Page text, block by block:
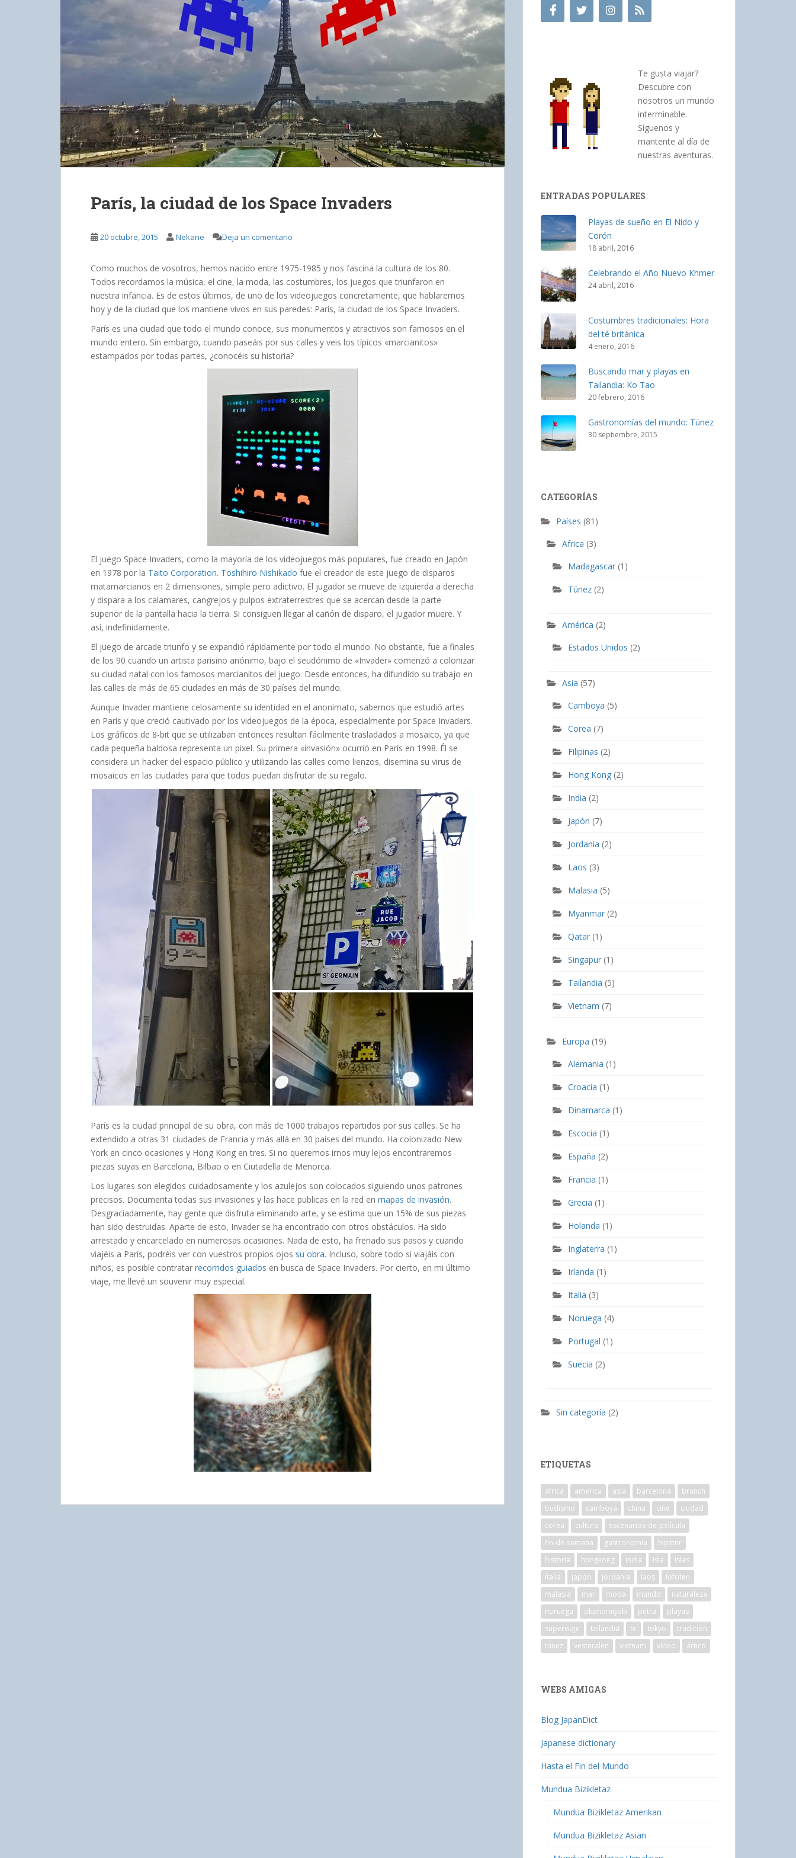
París, la ciudad de los Space Invaders
20 octubre, 2015 Nekane Deja un comentario
Como muchos de vosotros, hemos nacido entre 1975-1985 y nos fascina la cultura de los 80.
Todos recordamos la música, el cine, la moda, las costumbres, los juegos que triunfaron en
nuestra infancia. Es de estos últimos, de uno de los videojuegos concretamente, que hablaremos
hoy y de la ciudad que los mantiene vivos en sus paredes: París, la ciudad de los Space Invaders.
París es una ciudad que todo el mundo conoce, sus monumentos y atractivos son famosos en el
mundo entero. Sin embargo, cuando paseáis por sus calles y veis los típicos «marcianitos»
estampados por todas partes, ¿conocéis su historia?
El juego Space Invaders, como la mayoría de los videojuegos más populares, fue creado en Japón
en 1978 por la Taito Corporation. Toshihiro Nishikado fue el creador de este juego de disparos
matamarcianos en 2 dimensiones, simple pero adictivo. El jugador se mueve de izquierda a derecha
y dispara a los calamares, cangrejos y pulpos extraterrestres que se acercan desde la parte
superior de la pantalla hacia la tierra. Si consiguen llegar al cañón de disparo, el jugador muere. Y
así, indefinidamente.
El juego de arcade triunfo y se expandió rápidamente por todo el mundo. No obstante, fue a finales
de los 90 cuando un artista parisino anónimo, bajo el seudónimo de «Invader» comenzó a colonizar
su ciudad natal con los famosos marcianitos del juego. Desde entonces, ha difundido su trabajo en
las calles de más de 65 ciudades en más de 30 países del mundo.
Aunque Invader mantiene celosamente su identidad en el anonimato, sabemos que estudió artes
en París y que creció cautivado por los videojuegos de la época, especialmente por Space Invaders.
Los gráficos de 8-bit que se utilizaban entonces resultan fácilmente trasladados a mosaico, ya que
cada pequeña baldosa representa un pixel. Su primera «invasión» ocurrió en París en 1998. Él se
considera un hacker del espacio público y utilizando las calles como lienzos, disemina su virus de
mosaicos en las ciudades para que todos puedan disfrutar de su regalo.
París es la ciudad principal de su obra, con más de 1000 trabajos repartidos por sus calles. Se ha
extendido a otras 31 ciudades de Francia y más allá en 30 países del mundo. Ha colonizado New
York en cinco ocasiones y Hong Kong en tres. Si no queremos irnos muy lejos encontraremos
piezas suyas en Barcelona, Bilbao o en Ciutadella de Menorca.
Los lugares son elegidos cuidadosamente y los azulejos son colocados siguiendo unos patrones
precisos. Documenta todas sus invasiones y las hace publicas en la red en mapas de invasión.
Desgraciadamente, hay gente que disfruta eliminando arte, y se estima que un 15% de sus piezas
han sido destruidas. Aparte de esto, Invader se ha encontrado con otros obstáculos. Ha sido
arrestado y encarcelado en numerosas ocasiones. Nada de esto, ha frenado sus pasos y cuando
viajéis a París, podréis ver con vuestros propios ojos su obra. Incluso, sobre todo si viajáis con
niños, es posible contratar recorridos guiados en busca de Space Invaders. Por cierto, en mi último
viaje, me llevé un souvenir muy especial.
Te gusta viajar?
Descubre con
nosotros un mundo
interminable.
Síguenos y
mantente al día de
nuestras aventuras.
ENTRADAS POPULARES
Playas de sueño en El Nido y
Corón
18 abril, 2016
Celebrando el Año Nuevo Khmer
24 abril, 2016
Costumbres tradicionales: Hora
del té británica
4 enero, 2016
Buscando mar y playas en
Tailandia: Ko Tao
20 febrero, 2016
Gastronomías del mundo: Túnez
30 septiembre, 2015
CATEGORÍAS
Países (81)
Africa (3)
Madagascar (1)
Túnez (2)
América (2)
Estados Unidos (2)
Asia (57)
Camboya (5)
Corea (7)
Filipinas (2)
Hong Kong (2)
India (2)
Japón (7)
Jordania (2)
Laos (3)
Malasia (5)
Myanmar (2)
Qatar (1)
Singapur (1)
Tailandia (5)
Vietnam (7)
Europa (19)
Alemania (1)
Croacia (1)
Dinamarca (1)
Escocia (1)
España (2)
Francia (1)
Grecia (1)
Holanda (1)
Inglaterra (1)
Irlanda (1)
Italia (3)
Noruega (4)
Portugal (1)
Suecia (2)
Sin categoría (2)
ETIQUETAS
africa america asia barcelona
brunch
budismo
camboya china cine
ciudad
corea
cultura
escenarios-de-película
fin-de-semana
gastronomía
hipster
historia
hongkong india isla
islas
italia
japón jordania laos
lofoten
malasia
mar moda mundo
naturaleza
noruega
okonomiyaki petra
playas
superviaje
tailandia te tokyo
tradición
túnez
vesteralen vietnam vídeo ártico
WEBS AMIGAS
Blog JapanDict
Japanese dictionary
Hasta el Fin del Mundo
Mundua Bizikletaz
Mundua Bizikletaz Amerikan
Mundua Bizikletaz Asian